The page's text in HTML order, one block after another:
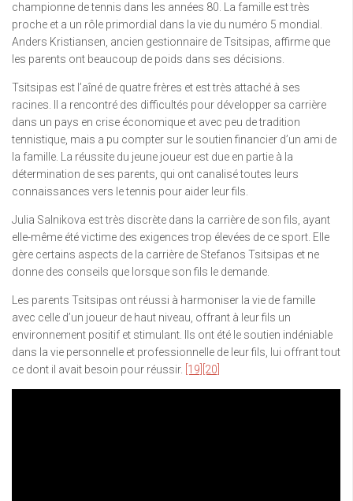
championne de tennis dans les années 80. La famille est très
proche et a un rôle primordial dans la vie du numéro 5 mondial.
Anders Kristiansen, ancien gestionnaire de Tsitsipas, affirme que
les parents ont beaucoup de poids dans ses décisions.
Tsitsipas est l’aîné de quatre frères et est très attaché à ses
racines. Il a rencontré des difficultés pour développer sa carrière
dans un pays en crise économique et avec peu de tradition
tennistique, mais a pu compter sur le soutien financier d’un ami de
la famille. La réussite du jeune joueur est due en partie à la
détermination de ses parents, qui ont canalisé toutes leurs
connaissances vers le tennis pour aider leur fils.
Julia Salnikova est très discrète dans la carrière de son fils, ayant
elle-même été victime des exigences trop élevées de ce sport. Elle
gère certains aspects de la carrière de Stefanos Tsitsipas et ne
donne des conseils que lorsque son fils le demande.
Les parents Tsitsipas ont réussi à harmoniser la vie de famille
avec celle d’un joueur de haut niveau, offrant à leur fils un
environnement positif et stimulant. Ils ont été le soutien indéniable
dans la vie personnelle et professionnelle de leur fils, lui offrant tout
ce dont il avait besoin pour réussir. [19] [20]